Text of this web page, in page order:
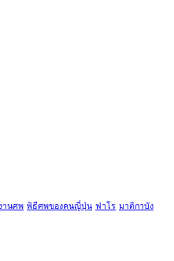
านศพ พิธีศพของคนญี่ปุ่น ฟาโร มาติกาบัง